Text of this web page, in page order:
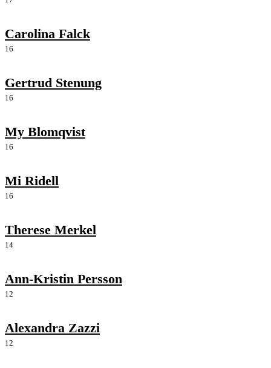
Carolina Falck
16
Gertrud Stenung
16
My Blomqvist
16
Mi Ridell
16
Therese Merkel
14
Ann-Kristin Persson
12
Alexandra Zazzi
12